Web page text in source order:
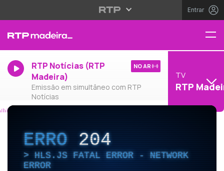
Entrar
RTP Notícias (RTP
Madeira)
Emissão em simultâneo com RTP
Notícias
NO AR
TV
RTP
ERRO204
HLS.JS FATAL ERROR - NETWORK
ERROR